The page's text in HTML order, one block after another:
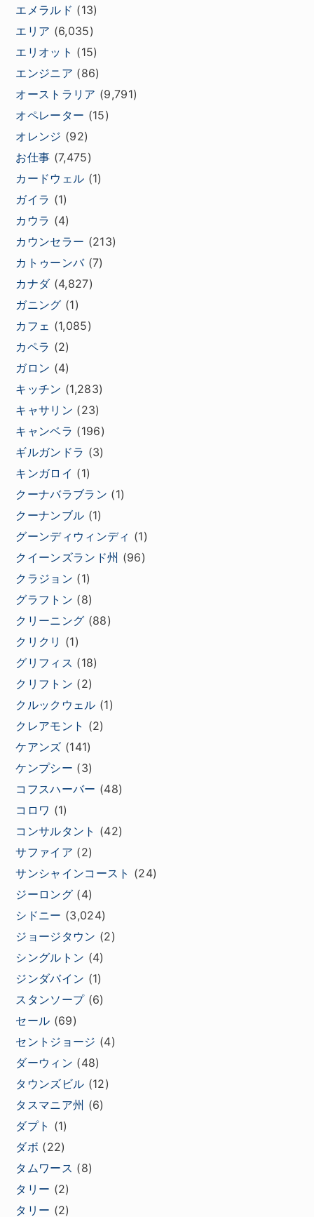
エメラルド (13)
エリア (6,035)
エリオット (15)
エンジニア (86)
オーストラリア (9,791)
オペレーター (15)
オレンジ (92)
お仕事 (7,475)
カードウェル (1)
ガイラ (1)
カウラ (4)
カウンセラー (213)
カトゥーンバ(7)
カナダ(4,827)
ガニング (1)
カフェ (1,085)
カペラ (2)
ガロン (4)
キッチン (1,283)
キャサリン (23)
キャンベラ (196)
ギルガンドラ (3)
キンガロイ (1)
クーナバラブラン (1)
クーナンブル (1)
グーンディウィンディ (1)
クイーンズランド州 (96)
クラジョン (1)
グラフトン (8)
クリーニング (88)
クリクリ (1)
グリフィス (18)
クリフトン (2)
クルックウェル (1)
クレアモント (2)
ケアンズ (141)
ケンプシー (3)
コフスハーバー (48)
コロワ (1)
コンサルタント (42)
サファイア (2)
サンシャインコースト (24)
ジーロング (4)
シドニー (3,024)
ジョージタウン (2)
シングルトン (4)
ジンダバイン (1)
スタンソープ(6)
セール (69)
セントジョージ (4)
ダーウィン (48)
タウンズビル (12)
タスマニア州 (6)
ダプト (1)
ダボ (22)
タムワース (8)
タリー (2)
タリー (2)